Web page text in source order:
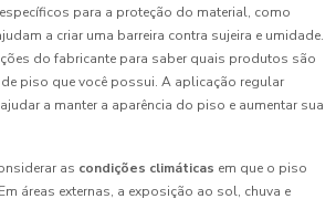
para a proteção do material, como
a criar uma barreira contra sujeira e umidade.
do fabricante para saber quais produtos são
piso que você possui. A aplicação regular
a manter a aparência do piso e aumentar sua
as condições climáticas em que o piso
áreas externas, a exposição ao sol, chuva e